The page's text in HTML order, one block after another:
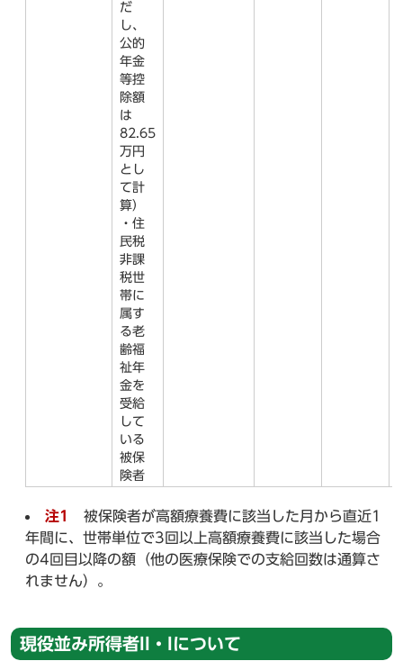
だ
し、
公的
年金
等控
除額
は
82.65
万円
とし
て計
算）
・住
民税
非課
税世
帯に
属す
る老
齢福
祉年
金を
受給
して
いる
被保
険者
注1
被保険者が高額療養費に該当した月から直近1
年間に、世帯単位で3回以上高額療養費に該当した場合
の4回目以降の額（他の医療保険での支給回数は通算さ
れません）。
現役並み所得者II・Iについて